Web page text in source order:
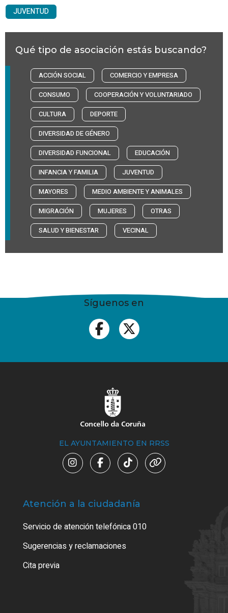
JUVENTUD
Qué tipo de asociación estás buscando?
ACCIÓN SOCIAL
COMERCIO Y EMPRESA
CONSUMO
COOPERACIÓN Y VOLUNTARIADO
CULTURA
DEPORTE
DIVERSIDAD DE GÉNERO
DIVERSIDAD FUNCIONAL
EDUCACIÓN
INFANCIA Y FAMILIA
JUVENTUD
MAYORES
MEDIO AMBIENTE Y ANIMALES
MIGRACIÓN
MUJERES
OTRAS
SALUD Y BIENESTAR
VECINAL
Síguenos en
EL AYUNTAMIENTO EN RRSS
Atención a la ciudadanía
Servicio de atención telefónica 010
Sugerencias y reclamaciones
Cita previa